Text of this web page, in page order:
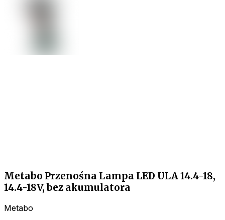
Metabo Przenośna Lampa LED ULA 14.4-18,
14.4-18V, bez akumulatora
Metabo